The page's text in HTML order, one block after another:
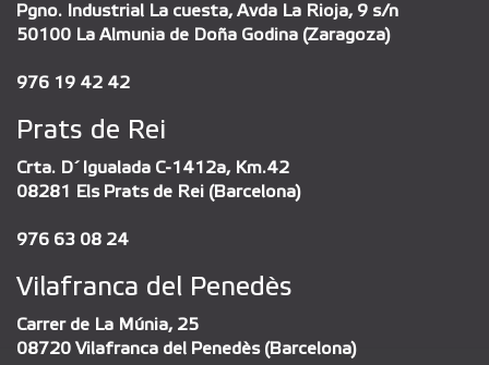
Pgno. Industrial La cuesta, Avda La Rioja, 9 s/n
50100 La Almunia de Doña Godina (Zaragoza)
976 19 42 42
Prats de Rei
Crta. D´Igualada C-1412a, Km.42
08281 Els Prats de Rei (Barcelona)
976 63 08 24
Vilafranca del Penedès
Carrer de La Múnia, 25
08720 Vilafranca del Penedès (Barcelona)